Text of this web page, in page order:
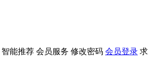
智能推荐 会员服务 修改密码 会员登录 求